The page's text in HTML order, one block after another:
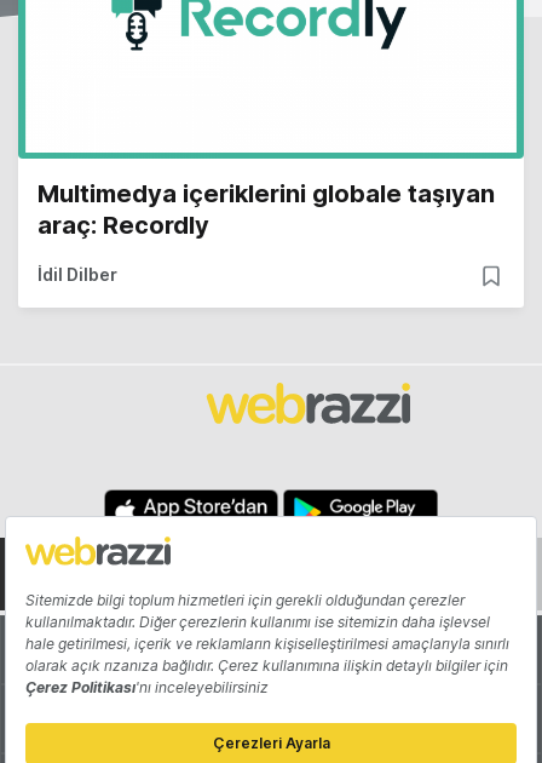
Multimedya içeriklerini globale taşıyan
araç: Recordly
İdil Dilber
Hakkında Yazarlar
Katkıda Bulun Reklam